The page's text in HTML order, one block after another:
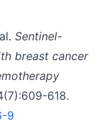
Sentinel-
breast cancer
618.
9